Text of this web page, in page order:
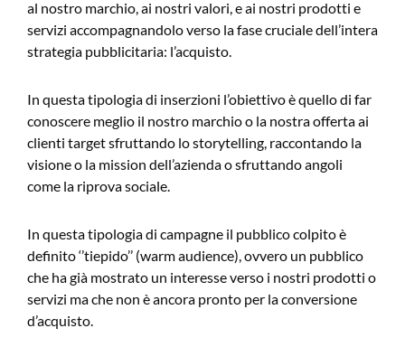
al nostro marchio, ai nostri valori, e ai nostri prodotti e
servizi accompagnandolo verso la fase cruciale dell’intera
strategia pubblicitaria: l’acquisto.
In questa tipologia di inserzioni l’obiettivo è quello di far
conoscere meglio il nostro marchio o la nostra offerta ai
clienti target sfruttando lo storytelling, raccontando la
visione o la mission dell’azienda o sfruttando angoli
come la riprova sociale.
In questa tipologia di campagne il pubblico colpito è
definito ‘’tiepido’’ (warm audience), ovvero un pubblico
che ha già mostrato un interesse verso i nostri prodotti o
servizi ma che non è ancora pronto per la conversione
d’acquisto.